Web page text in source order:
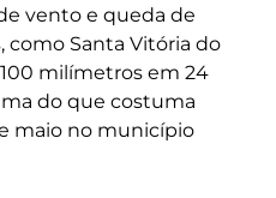
vento e queda de
como Santa Vitória do
milímetros em 24
do que costuma
maio no município